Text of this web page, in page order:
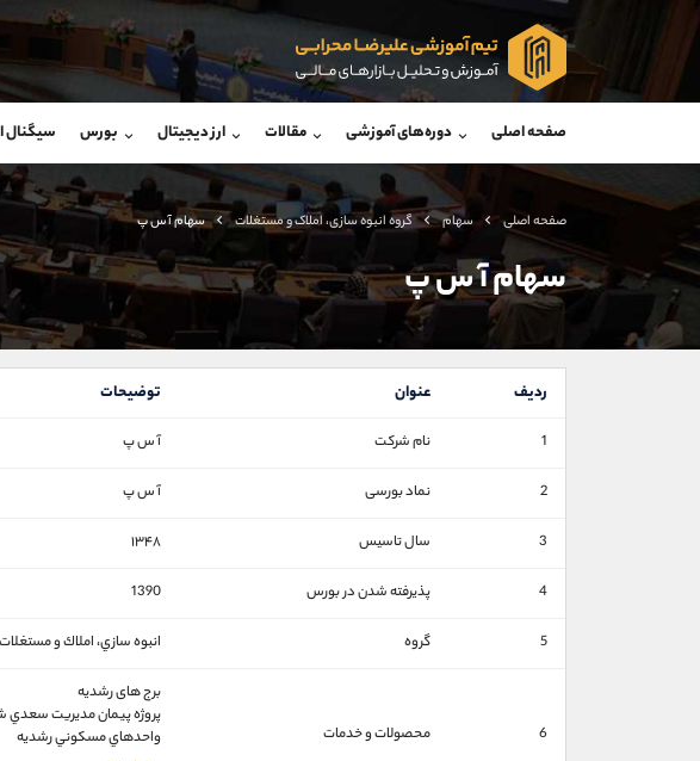
صفحه اصلی دوره‌های آموزشی مقالات ارز دیجیتال بورس سیگنال
صفحه اصلی سهام گروه انبوه سازی، املاک و مستغلات سهام آ س پ
سهام آ س پ
ردیف عنوان توضیحات
1 نام شرکت آ س پ
2 نماد بورسی آ س پ
3 سال تاسیس ۱۳۴۸
4 پذیرفته شدن در بورس 1390
5 گروه انبوه سازي، املاك و مستغلات
6 محصولات و خدمات
برج های رشديه
پروژه پيمان مديريت سعدي
واحدهاي مسکوني رشديه
واتساپ شروع گفتگو
@Armteam_admin_33
داخلی 118
واتساپ
تلگرام
اطلاعات تماس (دفتر فروش)
تلفن
بدون پیش شماره
کانال بله